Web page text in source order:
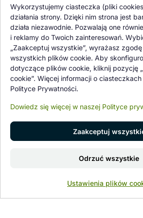
Dodaj
Oferowane przez nas rośliny i nasiona
kontroli jakości oraz kontroli zdrowotnej
wykwalifikowane osoby z Państwowej
Nasiennictwa.
© 1997 - 2026 flower-garden.pl | Wszelkie
Wykorzystujemy ciasteczka (pliki
działania strony. Dzięki nim strona jest
działa niezawodnie. Pozwalają one
i reklamy do Twoich zainteresowań.
„Zaakceptuj wszystkie”, wyrażasz
wszystkich plików cookie. Aby
dotyczące plików cookie, kliknij pozycję
cookie”. Więcej informacji o
Polityce Prywatności.
Dowiedz się więcej w naszej Polityce
Zaakceptuj
Odrzuć wszystkie
Ustawienia plików